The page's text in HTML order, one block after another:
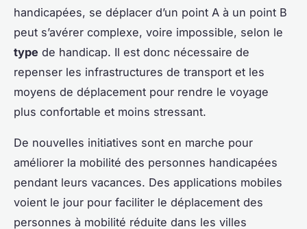
handicapées, se déplacer d’un point A à un point B
peut s’avérer complexe, voire impossible, selon le
type de handicap. Il est donc nécessaire de
repenser les infrastructures de transport et les
moyens de déplacement pour rendre le voyage
plus confortable et moins stressant.
De nouvelles initiatives sont en marche pour
améliorer la mobilité des personnes handicapées
pendant leurs vacances. Des applications mobiles
voient le jour pour faciliter le déplacement des
personnes à mobilité réduite dans les villes